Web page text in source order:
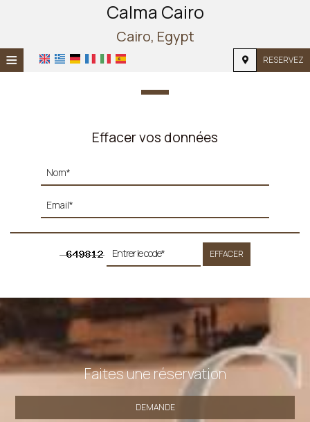
Calma Cairo
Cairo, Egypt
≡ RESERVEZ
ACCUEIL
HÉBERGEMENT
Effacer vos données
EFFACER
Faites une réservation
DEMANDE